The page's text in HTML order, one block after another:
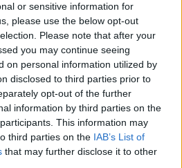
or sensitive information for
please use the below opt-out
Please note that after your
you may continue seeing
on personal information utilized by
disclosed to third parties prior to
opt-out of the further
information by third parties on the
This information may
third parties on the IAB’s List of
that may further disclose it to other
a scatenare un’asta per quello
più grande colpo della prossima